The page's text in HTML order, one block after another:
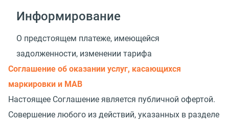
Информирование
О предстоящем платеже, имеющейся
задолженности, изменении тарифа
Соглашение об оказании услуг, касающихся
маркировки и МАВ
Настоящее Соглашение является публичной офертой.
Совершение любого из действий, указанных в разделе